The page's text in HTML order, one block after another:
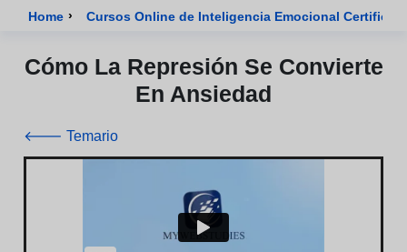
Home › Cursos Online de Inteligencia Emocional
Cómo La Represión Se Convierte
En Ansiedad
🡐 Temario